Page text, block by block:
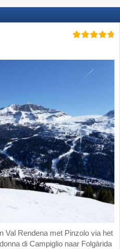
Val Rendena met Pinzolo via het
di Campiglio naar Folgàrida